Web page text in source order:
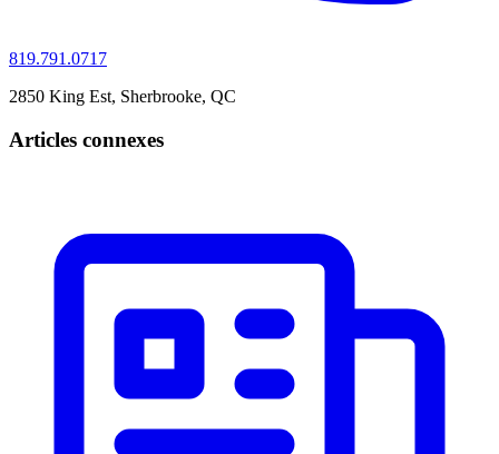
819.791.0717
2850 King Est, Sherbrooke, QC
Articles connexes